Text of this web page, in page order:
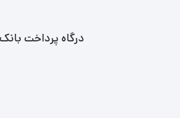
درگاه پرداخت